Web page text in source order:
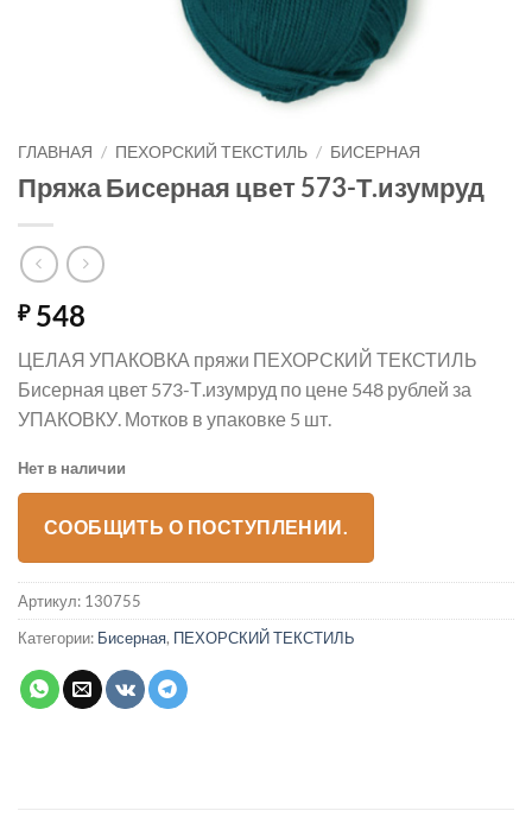
ГЛАВНАЯ / ПЕХОРСКИЙ ТЕКСТИЛЬ / БИСЕРНАЯ
Пряжа Бисерная цвет 573-Т.изумруд
₽548
ЦЕЛАЯ УПАКОВКА пряжи ПЕХОРСКИЙ ТЕКСТИЛЬ
Бисерная цвет 573-Т.изумруд по цене 548 рублей за
УПАКОВКУ. Мотков в упаковке 5 шт.
Нет в наличии
СООБЩИТЬ О ПОСТУПЛЕНИИ.
Артикул: 130755
Категории: Бисерная, ПЕХОРСКИЙ ТЕКСТИЛЬ